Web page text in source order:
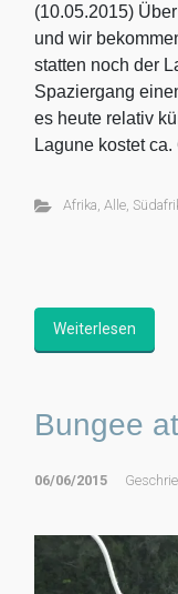
(10.05.2015)
und wir
statten noch der
Spaziergang
es heute relativ
Lagune kostet
Afrika Alle,
Weiterlesen
Bungee
06/06/2015